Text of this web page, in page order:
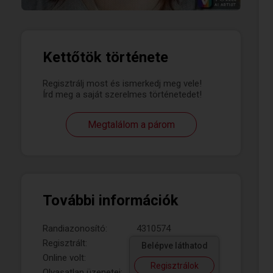
Kettőtök története
Regisztrálj most és ismerkedj meg vele!
Írd meg a saját szerelmes történetedet!
Megtalálom a párom
További információk
Randiazonosító:
4310574
Regisztrált:
Online volt:
Belépve láthatod
Regisztrálok